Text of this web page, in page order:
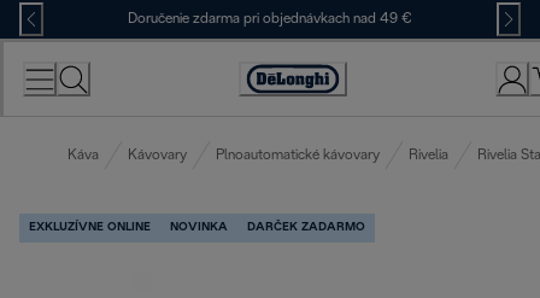
Skip
to
Content
Doručenie zdarma pri objednávkach nad 49 €
Accessibility
Káva Kávovary Plnoautomatické kávovary Rivelia Rivelia
EXKLUZÍVNE ONLINE NOVINKA DARČEK ZADARMO